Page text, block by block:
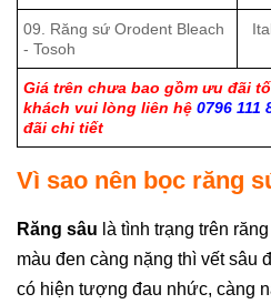
09. Răng sứ Orodent Bleach
- Tosoh
Giá trên chưa bao gồm ưu đãi
khách vui lòng liên hệ 0796 111
đãi chi tiết
Vì sao nên bọc răng
Răng sâu là tình trạng trên
màu đen càng nặng thì vết sâu
có hiện tượng đau nhức, càng